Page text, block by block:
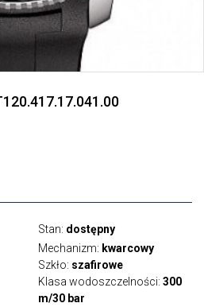
Stan: dostępny
Mechanizm: kwarcowy
Szkło: szafirowe
Klasa wodoszczelności: 300
m/30 bar